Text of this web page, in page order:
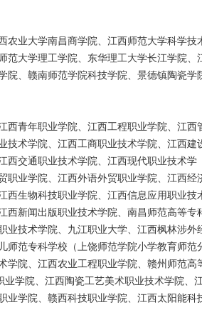
农业大学南昌商学院、江西师范大学科学技
范大学理工学院、东华理工大学长江学院、
院、赣南师范学院科技学院、景德镇陶瓷学
西青年职业学院、江西工程职业学院、江西
技术学院、江西工商职业技术学院、江西建
西交通职业技术学院、江西现代职业技术学
职业学院、江西外语外贸职业学院、江西经
西生物科技职业学院、江西信息应用职业技
西新闻出版职业技术学院、南昌师范高等专
业技术学院、九江职业大学、江西枫林涉外
师范专科学校（上饶师范学院小学教育师范
学院、江西农业工程职业学院、赣州师范高
学院、江西陶瓷工艺美术职业技术学院、
业学院、赣西科技职业学院、江西太阳能科